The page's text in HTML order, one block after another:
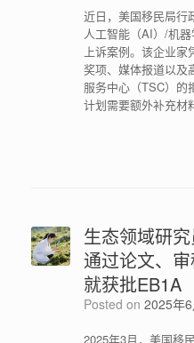
近日，美国移民局行
人工智能（AI）/机
上诉案例。该企业
奖项、媒体报道以及
服务中心（TSC）的
计划需要额外补充材
生态领域研
通过论文、
就获批EB1A
Posted on 2025年
2025年3月，美国移